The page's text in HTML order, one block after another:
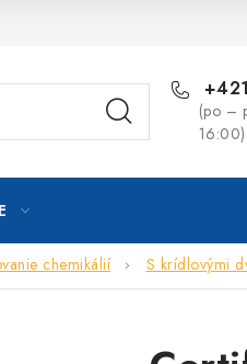
(po –
16:00)
chemikálií S krídlovými